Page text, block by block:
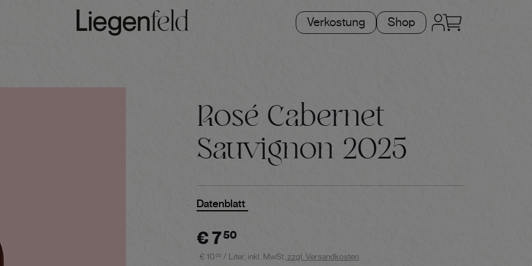
Verkostung Shop
Rosé Cabernet
Sauvignon 2025
Datenblatt
€750
€ 10 00 / Liter, inkl. MwSt. zzgl. Versandkosten